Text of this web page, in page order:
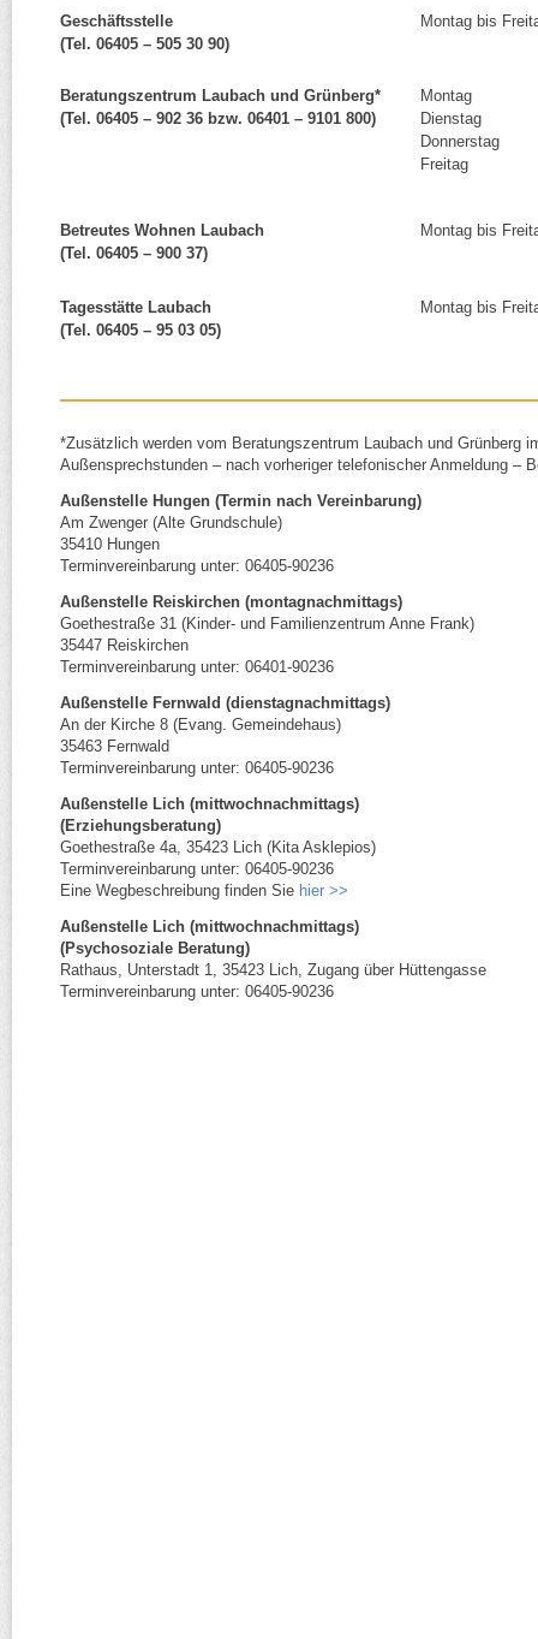
Geschäftsstelle
(Tel. 06405 – 505 30 90)
Montag bis
Beratungszentrum Laubach und Grünberg*
(Tel. 06405 – 902 36 bzw. 06401 – 9101 800)
Montag
Dienstag
Freitag
Betreutes Wohnen Laubach
(Tel. 06405 – 900 37)
Montag bis
Tagesstätte Laubach
(Tel. 06405 – 95 03 05)
Montag bis
*Zusätzlich werden vom Beratungszentrum Laubach und Grünberg
Außensprechstunden – nach vorheriger telefonischer Anmeldung –
Außenstelle Hungen (Termin nach Vereinbarung)
Am Zwenger (Alte Grundschule)
35410 Hungen
Terminvereinbarung unter: 06405-90236
Außenstelle Reiskirchen (montagnachmittags)
Goethestraße 31 (Kinder- und Familienzentrum Anne Frank)
35447 Reiskirchen
Terminvereinbarung unter: 06401-90236
Außenstelle Fernwald (dienstagnachmittags)
An der Kirche 8 (Evang. Gemeindehaus)
35463 Fernwald
Terminvereinbarung unter: 06405-90236
Außenstelle Lich (mittwochnachmittags)
(Erziehungsberatung)
Goethestraße 4a, 35423 Lich (Kita Asklepios)
Terminvereinbarung unter: 06405-90236
Eine Wegbeschreibung finden Sie hier >>
Außenstelle Lich (mittwochnachmittags)
(Psychosoziale Beratung)
Rathaus, Unterstadt 1, 35423 Lich, Zugang über Hüttengasse
Terminvereinbarung unter: 06405-90236